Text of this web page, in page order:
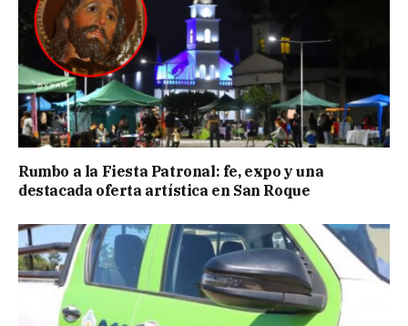
Rumbo a la Fiesta Patronal: fe, expo y una
destacada oferta artística en San Roque